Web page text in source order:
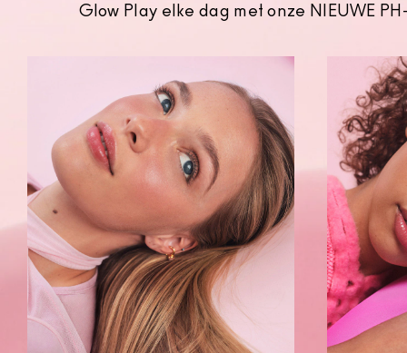
Glow Play elke dag met onze NIEUWE